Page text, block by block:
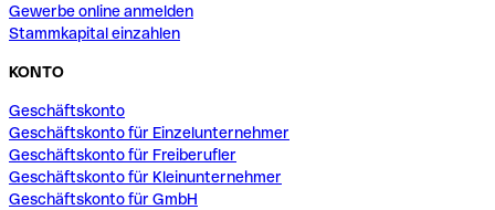
Gewerbe online anmelden
Stammkapital einzahlen
KONTO
Geschäftskonto
Geschäftskonto für Einzelunternehmer
Geschäftskonto für Freiberufler
Geschäftskonto für Kleinunternehmer
Geschäftskonto für GmbH